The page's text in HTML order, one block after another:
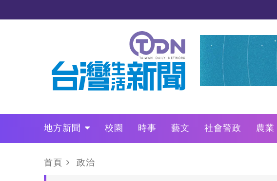
地方新聞 校園 時事 藝文 社會警政 農業
政治
財經 LO叩敲敲門
首頁 政治